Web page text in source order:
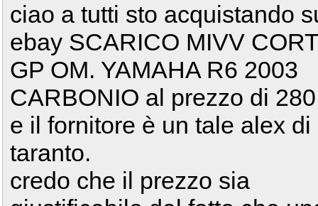
ciao a tutti sto acquistando
ebay SCARICO MIVV
GP OM. YAMAHA R6 2003
CARBONIO al prezzo di
e il fornitore è un tale alex di
taranto.
credo che il prezzo sia